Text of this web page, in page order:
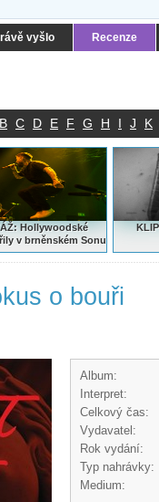
vyšlo Recenze
B C D E F G H I J K
Hollywoodské
v brněnském Sonu
o bouři
Album:
Interpret:
Celkový čas:
Vydavatel:
Rok vydání:
Typ nahrávky:
Medium: